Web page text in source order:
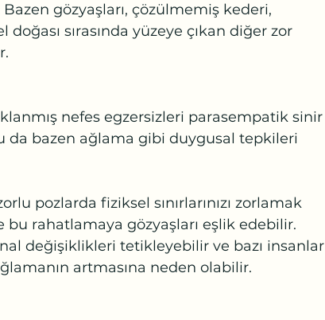
Bazen gözyaşları, çözülmemiş kederi,
sırasında yüzeye çıkan diğer zor
nefes egzersizleri parasempatik sinir
da bazen ağlama gibi duygusal tepkileri
pozlarda fiziksel sınırlarınızı zorlamak
bu rahatlamaya gözyaşları eşlik edebilir.
değişiklikleri tetikleyebilir ve bazı insanlar
artmasına neden olabilir.